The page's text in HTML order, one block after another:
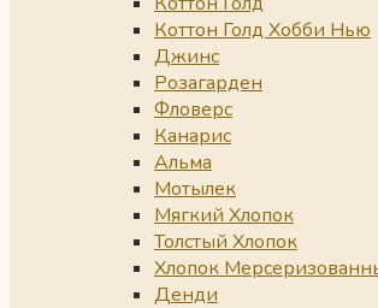
Коттон Голд Хобби Нью
Джинс
Розагарден
Фловерс
Канарис
Альма
Мотылек
Мягкий Хлопок
Толстый Хлопок
Хлопок
Денди